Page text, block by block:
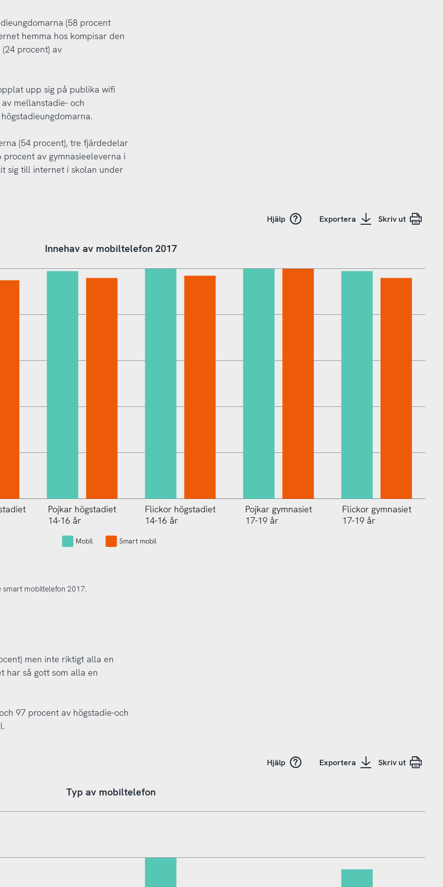
(58 procent
hemma hos kompisar den
procent) av
upp sig på publika wifi
mellanstadie- och
(54 procent), tre fjärdedelar
av gymnasieeleverna i
sig till internet i skolan under
Hjälp Exportera Skriv ut
Innehav av mobiltelefon 2017
Flickor gymnasiet
Pojkar högstadiet
14-16 år
Flickor högstadiet
14-16 år
Pojkar gymnasiet
17-19 år
Flickor gymnasiet
17-19 år
Mobil Smart mobil
smart mobiltelefon 2017.
men inte riktigt alla en
har så gott som alla en
97 procent av högstadie-och
Hjälp Exportera Skriv ut
Typ av mobiltelefon